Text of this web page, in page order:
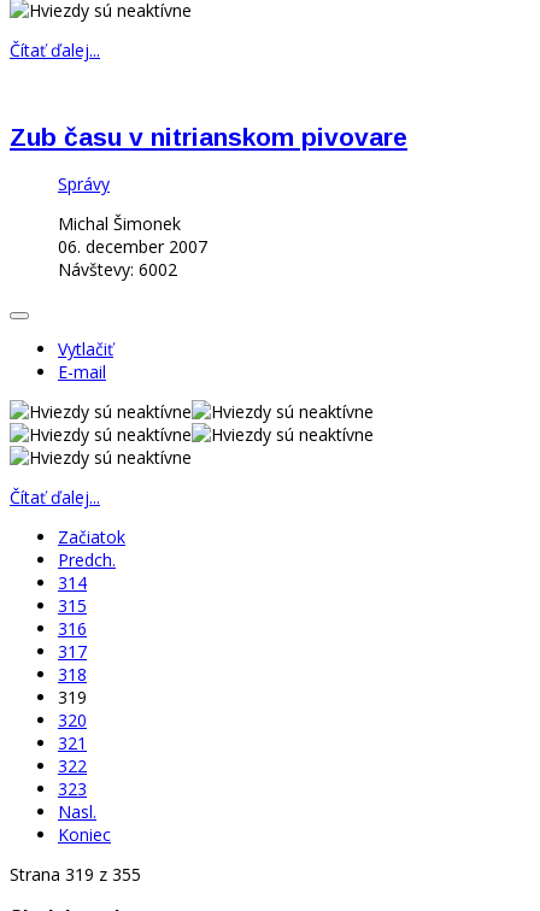
Čítať ďalej...
Zub času v nitrianskom pivovare
Správy
Michal Šimonek
06. december 2007
Návštevy: 6002
Vytlačiť
E-mail
Čítať ďalej...
Začiatok
Predch.
314
315
316
317
318
319
320
321
322
323
Nasl.
Koniec
Strana 319 z 355